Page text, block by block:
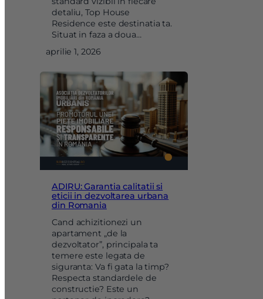
detaliu, Top House
Residence este destinatia ta.
Situat in faza a doua…
aprilie 1, 2026
ADIRU: Garantia calitatii si
eticii in dezvoltarea urbana
din Romania
Cand achizitionezi un
apartament „de la
dezvoltator”, principala ta
temere este legata de
siguranta: Va fi gata la timp?
Respecta standardele de
constructie? Este un